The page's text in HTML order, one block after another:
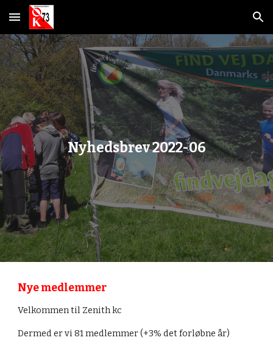
Skip to main content Skip to navigation
Nyhedsbrev 2022-06
Nye medlemmer
Velkommen til Zenith kc
Dermed er vi 81 medlemmer (+3% det forløbne år)